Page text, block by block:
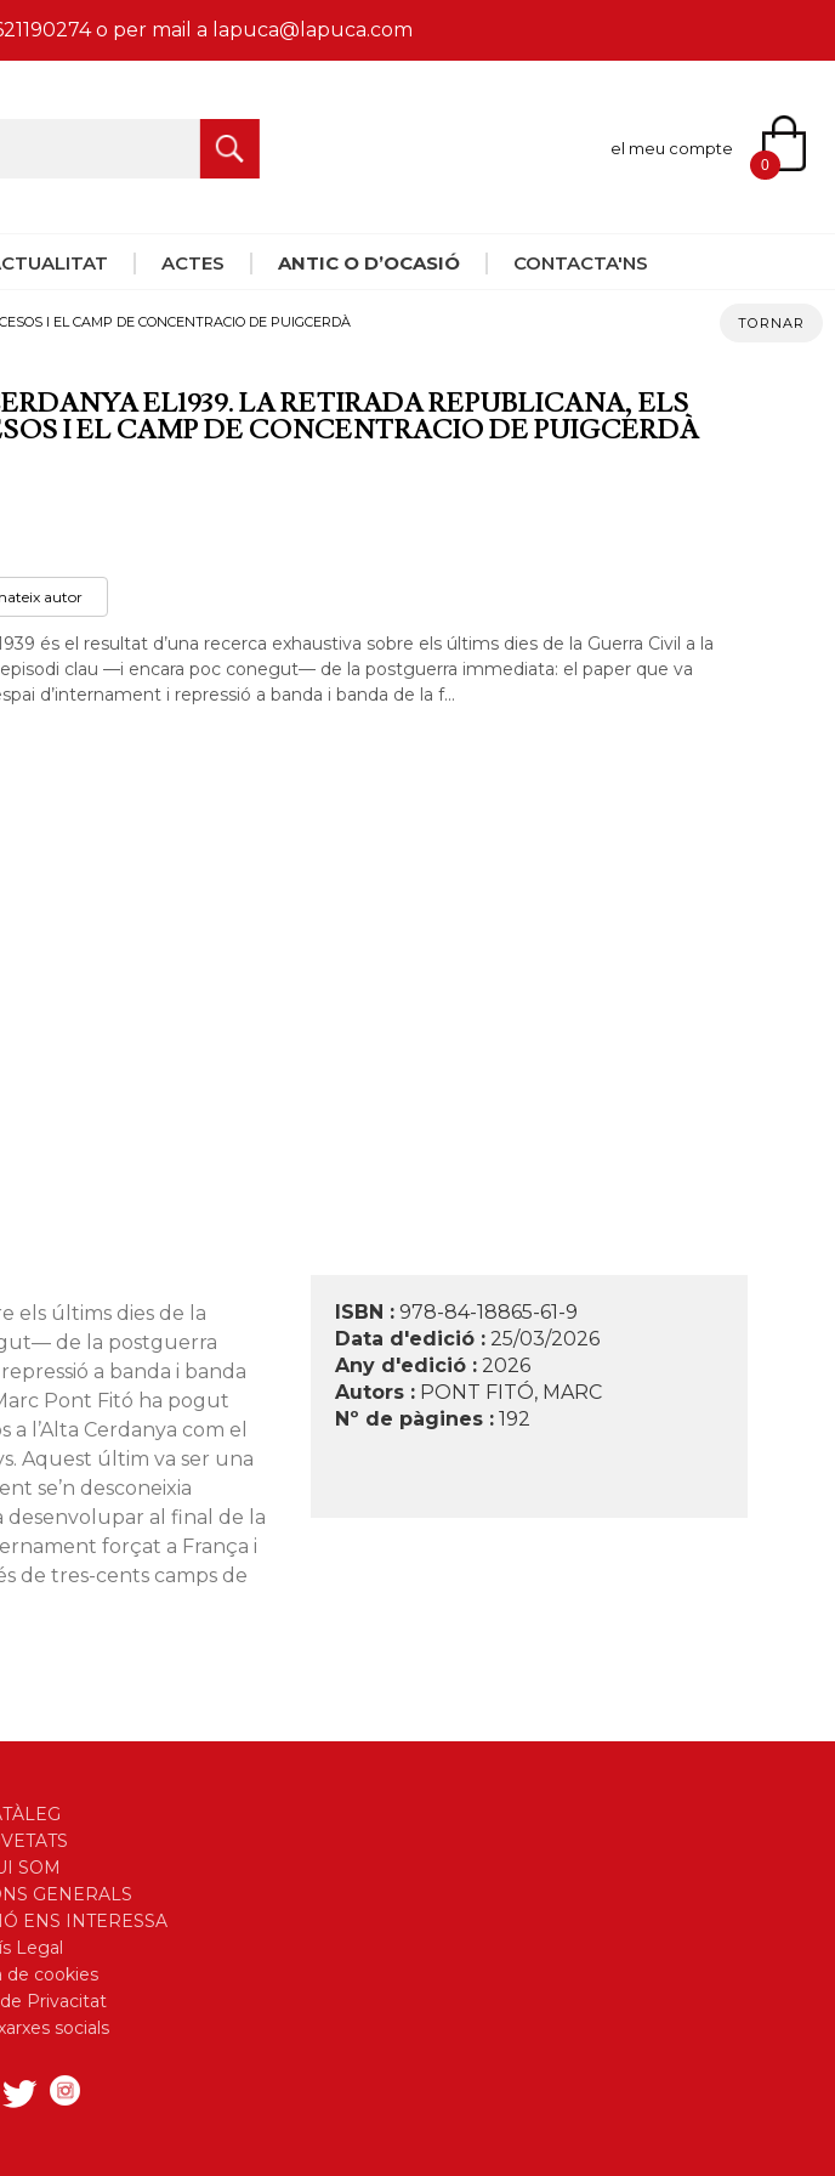
o per mail a lapuca@lapuca.com
el meu compte
0
ACTES ANTIC O D’OCASIÓ CONTACTA'NS
I EL CAMP DE CONCENTRACIO DE PUIGCERDÀ TORNAR
EL1939. LA RETIRADA REPUBLICANA, ELS
I EL CAMP DE CONCENTRACIO DE PUIGCERDÀ
autor
és el resultat d’una recerca exhaustiva sobre els últims dies de la Guerra Civil a la
clau —i encara poc conegut— de la postguerra immediata: el paper que va
d’internament i repressió a banda i banda de la f...
ISBN : 978-84-18865-61-9
Data d'edició : 25/03/2026
Any d'edició : 2026
Autors : PONT FITÓ, MARC
Nº de pàgines : 192
els últims dies de la
de la postguerra
a banda i banda
Pont Fitó ha pogut
l’Alta Cerdanya com el
Aquest últim va ser una
se’n desconeixia
desenvolupar al final de la
forçat a França i
de tres-cents camps de
SOM
GENERALS
ENS INTERESSA
Legal
de cookies
Privacitat
socials